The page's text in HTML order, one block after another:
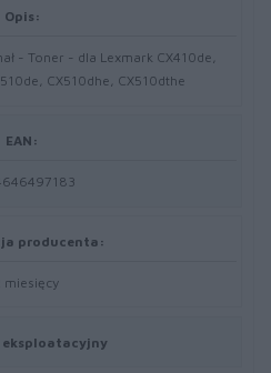
Opis:
- Toner - dla Lexmark CX410de,
CX510dhe, CX510dthe
EAN:
producenta:
miesięcy
eksploatacyjny